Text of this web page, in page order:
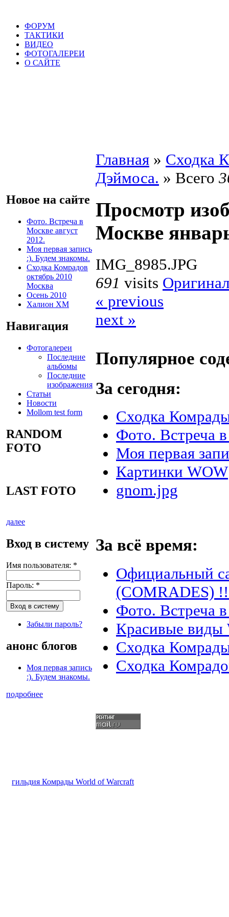
ФОРУМ
ТАКТИКИ
ВИДЕО
ФОТОГАЛЕРЕИ
О САЙТЕ
Новое на сайте
Фото. Встреча в
Москве август
2012.
Моя первая запись
:). Будем знакомы.
Сходка Комрадов
октябрь 2010
Москва
Осень 2010
Халион ХМ
Навигация
Фотогалереи
Последние
альбомы
Последние
изображения
Статьи
Новости
Mollom test form
RANDOM
FOTO
LAST FOTO
далее
Вход в систему
Имя пользователя: *
Пароль: *
Забыли пароль?
анонс блогов
Моя первая запись
:). Будем знакомы.
подробнее
Главная » Сходка
Дэймоса. » Всего
Просмотр
Москве
IMG_8985.JPG
691 visits
« previous
next »
Популярное
За сегодня:
Сходка
Фото. Встреча
Моя первая
Картинки WOW
gnom.jpg
За всё время:
Официальный
(COMRADES)
Фото. Встреча
Красивые
Сходка
Сходка
гильдия Комрады World of Warcraft